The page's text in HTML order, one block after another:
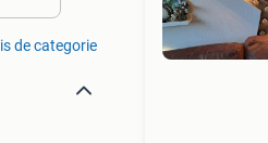
de categorie